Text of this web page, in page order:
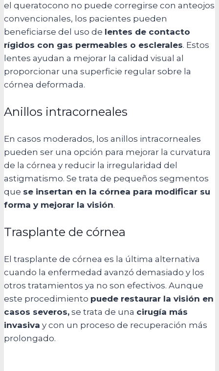
el queratocono no puede corregirse con anteojos
convencionales, los pacientes pueden
beneficiarse del uso de lentes de contacto
rígidos con gas permeables o esclerales. Estos
lentes ayudan a mejorar la calidad visual al
proporcionar una superficie regular sobre la
córnea deformada.
Anillos intracorneales
En casos moderados, los anillos intracorneales
pueden ser una opción para mejorar la curvatura
de la córnea y reducir la irregularidad del
astigmatismo. Se trata de pequeños segmentos
que se insertan en la córnea para modificar su
forma y mejorar la visión.
Trasplante de córnea
El trasplante de córnea es la última alternativa
cuando la enfermedad avanzó demasiado y los
otros tratamientos ya no son efectivos. Aunque
este procedimiento puede restaurar la visión en
casos severos, se trata de una cirugía más
invasiva y con un proceso de recuperación más
prolongado.